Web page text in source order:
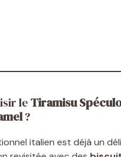
leTiramisu
?
italien est déjà un